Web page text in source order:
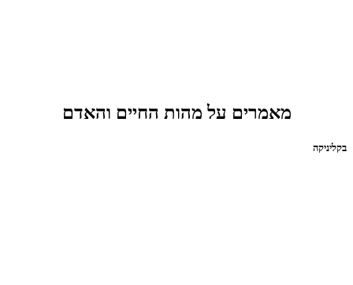
מאמרים על מהות החיים והאדם
בקליניקה